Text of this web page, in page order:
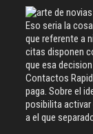
Eso seria la
que referente a
citas disponen
que esa
Contactos
paga. Sobre el
posibilita
a el que